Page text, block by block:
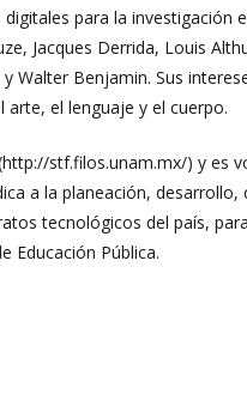
para la investigación
Jacques Derrida, Louis
Benjamin. Sus
el lenguaje y el cuerpo.
stf.filos.unam.mx/) y es
a la planeación,
tecnológicos del país,
Educación Pública.